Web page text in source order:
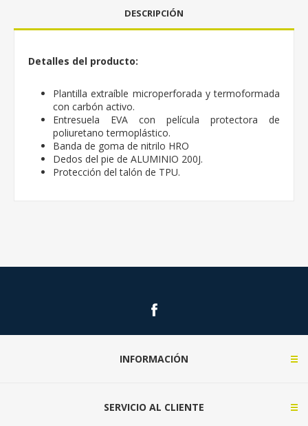
DESCRIPCIÓN
Detalles del producto:
Plantilla extraíble microperforada y termoformada
con carbón activo.
Entresuela EVA con película protectora de
poliuretano termoplástico.
Banda de goma de nitrilo HRO
Dedos del pie de ALUMINIO 200J.
Protección del talón de TPU.
INFORMACIÓN
SERVICIO AL CLIENTE